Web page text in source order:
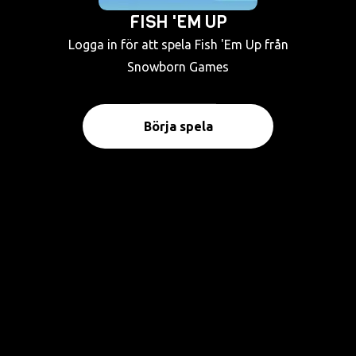
FISH 'EM UP
Logga in för att spela Fish 'Em Up från
Snowborn Games
Börja spela